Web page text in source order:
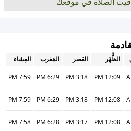
الظُّهْر العَصر المَغرب
العِشاء
12:09 PM
3:18 PM
6:29 PM
7:59 PM
12:08 PM
3:18 PM
6:29 PM
7:59 PM
12:08 PM
3:17 PM
6:28 PM
7:58 PM